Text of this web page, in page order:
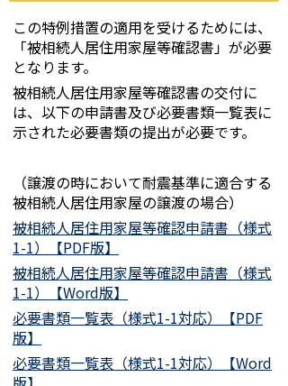
この特例措置の適用を受けるためには、
「被相続人居住用家屋等確認書」が必要
となります。
被相続人居住用家屋等確認書の交付に
は、以下の申請書及び必要書類一覧表に
示された必要書類の提出が必要です。
（譲渡の時において耐震基準に適合する
被相続人居住用家屋の譲渡の場合）
被相続人居住用家屋等確認申請書（様式
1-1）【PDF版】
被相続人居住用家屋等確認申請書（様式
1-1）【Word版】
必要書類一覧表（様式1-1対応）【PDF
版】
必要書類一覧表（様式1-1対応）【Word